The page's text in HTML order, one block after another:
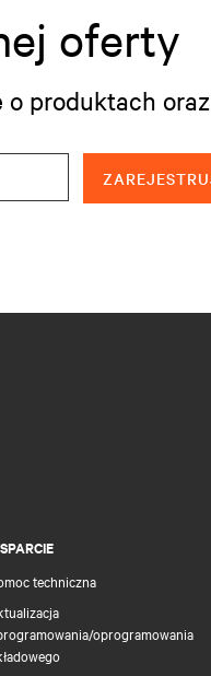
oferty
produktach
techniczna
oprogramowania